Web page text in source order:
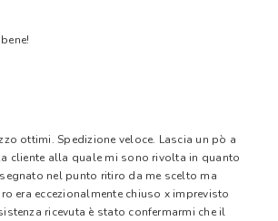
ottimi. Spedizione veloce. Lascia un pò a
cliente alla quale mi sono rivolta in quanto
nel punto ritiro da me scelto ma
era eccezionalmente chiuso x imprevisto
ricevuta è stato confermarmi che il